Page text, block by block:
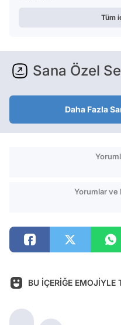
Tüm
Sana Özel
Daha Fazla
Yorumlar ve
BU İÇERİĞE EMOJİYLE